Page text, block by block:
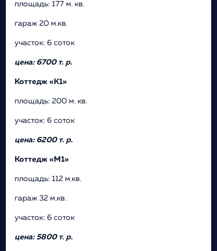
площадь: 177 м. кв.
гараж 20 м.кв.
участок: 6 соток
цена: 6700 т. р.
Коттедж «К1»
площадь: 200 м. кв.
участок: 6 соток
цена: 6200 т. р.
Коттедж «М1»
площадь: 112 м.кв.
гараж 32 м.кв.
участок: 6 соток
цена: 5800 т. р.